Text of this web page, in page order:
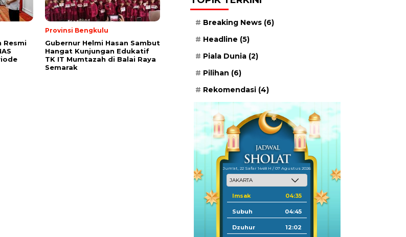
Resmi
Provinsi Bengkulu
Gubernur Helmi Hasan Sambut
Hangat Kunjungan Edukatif
TK IT Mumtazah di Balai Raya
Semarak
Breaking News (6)
Headline (5)
Piala Dunia (2)
Pilihan (6)
Rekomendasi (4)
Jum'at, 22 Safar 1448 H / 07 Agustus 2026
Imsak 04:35
Subuh 04:45
Dzuhur 12:02